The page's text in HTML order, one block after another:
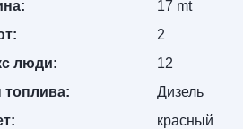
17 mt
2
люди:
12
топлива:
Дизель
красный